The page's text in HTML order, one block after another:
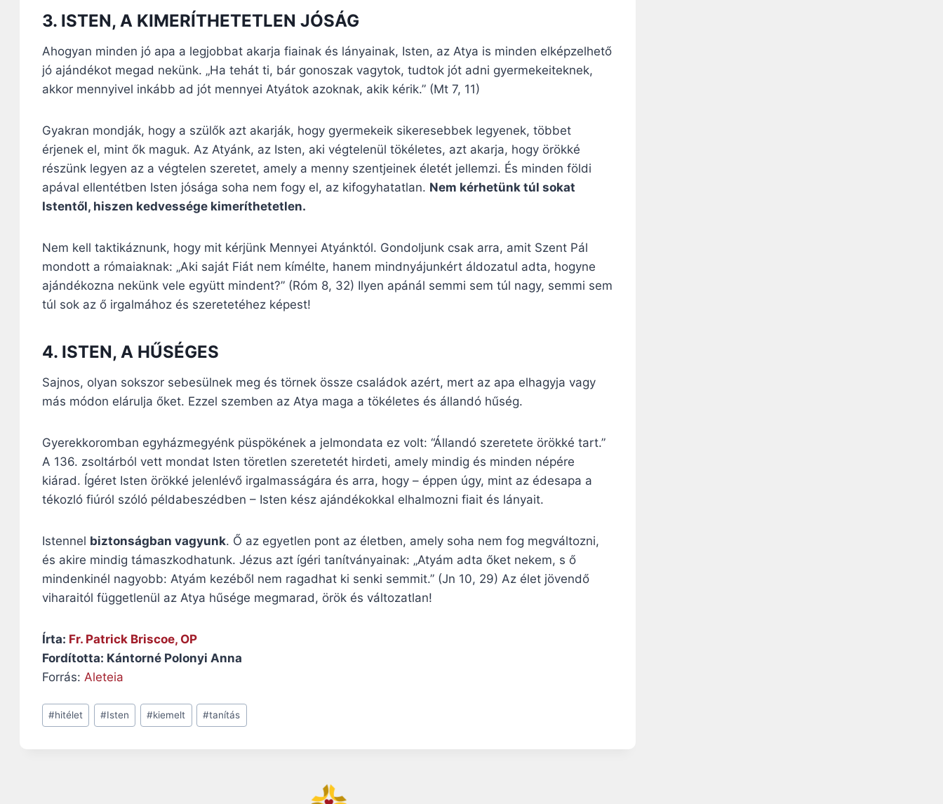
3. ISTEN, A KIMERÍTHETETLEN JÓSÁG
Ahogyan minden jó apa a legjobbat akarja fiainak és lányainak, Isten, az Atya is minden elképzelhető
jó ajándékot megad nekünk. „Ha tehát ti, bár gonoszak vagytok, tudtok jót adni gyermekeiteknek,
akkor mennyivel inkább ad jót mennyei Atyátok azoknak, akik kérik.” (Mt 7, 11)
Gyakran mondják, hogy a szülők azt akarják, hogy gyermekeik sikeresebbek legyenek, többet
érjenek el, mint ők maguk. Az Atyánk, az Isten, aki végtelenül tökéletes, azt akarja, hogy örökké
részünk legyen az a végtelen szeretet, amely a menny szentjeinek életét jellemzi. És minden földi
apával ellentétben Isten jósága soha nem fogy el, az kifogyhatatlan. Nem kérhetünk túl sokat
Istentől, hiszen kedvessége kimeríthetetlen.
Nem kell taktikáznunk, hogy mit kérjünk Mennyei Atyánktól. Gondoljunk csak arra, amit Szent Pál
mondott a rómaiaknak: „Aki saját Fiát nem kímélte, hanem mindnyájunkért áldozatul adta, hogyne
ajándékozna nekünk vele együtt mindent?” (Róm 8, 32) Ilyen apánál semmi sem túl nagy, semmi sem
túl sok az ő irgalmához és szeretetéhez képest!
4. ISTEN, A HŰSÉGES
Sajnos, olyan sokszor sebesülnek meg és törnek össze családok azért, mert az apa elhagyja vagy
más módon elárulja őket. Ezzel szemben az Atya maga a tökéletes és állandó hűség.
Gyerekkoromban egyházmegyénk püspökének a jelmondata ez volt: “Állandó szeretete örökké tart.”
A 136. zsoltárból vett mondat Isten töretlen szeretetét hirdeti, amely mindig és minden népére
kiárad. Ígéret Isten örökké jelenlévő irgalmasságára és arra, hogy – éppen úgy, mint az édesapa a
tékozló fiúról szóló példabeszédben – Isten kész ajándékokkal elhalmozni fiait és lányait.
Istennel biztonságban vagyunk. Ő az egyetlen pont az életben, amely soha nem fog megváltozni,
és akire mindig támaszkodhatunk. Jézus azt ígéri tanítványainak: „Atyám adta őket nekem, s ő
mindenkinél nagyobb: Atyám kezéből nem ragadhat ki senki semmit.” (Jn 10, 29) Az élet jövendő
viharaitól függetlenül az Atya hűsége megmarad, örök és változatlan!
Írta: Fr. Patrick Briscoe, OP
Fordította: Kántorné Polonyi Anna
Forrás: Aleteia
Post
Tags:
#hitélet #Isten #kiemelt #tanítás